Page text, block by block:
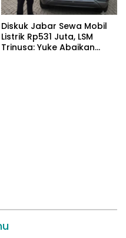
Diskuk Jabar Sewa Mobil
Listrik Rp531 Juta, LSM
Trinusa: Yuke Abaikan